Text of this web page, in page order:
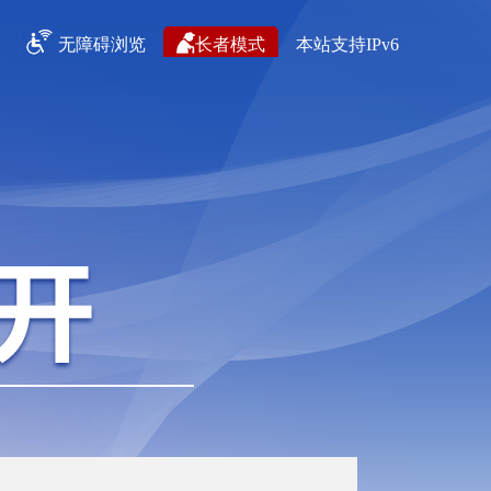
无障碍浏览 长者模式 本站支持IPv6